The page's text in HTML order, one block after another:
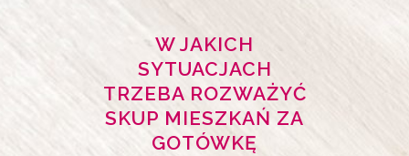
W JAKICH
SYTUACJACH
TRZEBA ROZWAŻYĆ
SKUP MIESZKAŃ ZA
GOTÓWKĘ